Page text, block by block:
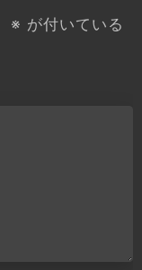
※ が付いている